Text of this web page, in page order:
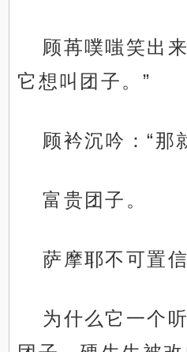
顾苒噗嗤笑出
它想叫团子。”
顾衿沉吟：“那
富贵团子。
萨摩耶不可置信
为什么它一个